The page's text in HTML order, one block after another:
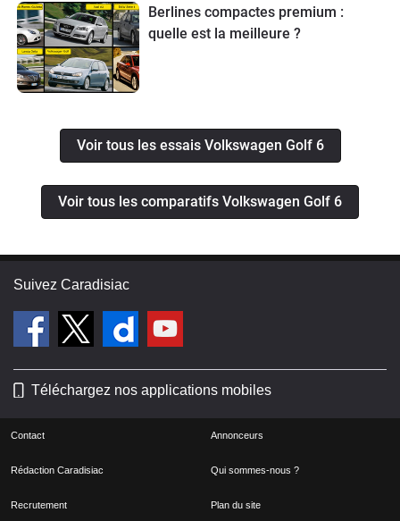
Berlines compactes premium :
quelle est la meilleure ?
Voir tous les essais Volkswagen Golf 6
Voir tous les comparatifs Volkswagen Golf 6
Suivez Caradisiac
Téléchargez nos applications mobiles
Contact Annonceurs
Rédaction Caradisiac Qui sommes-nous ?
Recrutement Plan du site